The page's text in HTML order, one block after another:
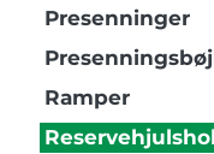
Presenninger
Ramper